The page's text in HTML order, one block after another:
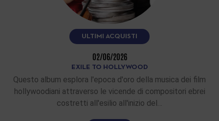
ULTIMI ACQUISTI
02/06/2026
EXILE TO HOLLYWOOD
Questo album esplora l'epoca d'oro della musica dei film
hollywoodiani attraverso le vicende di compositori ebrei
costretti all'esilio all'inizio del…